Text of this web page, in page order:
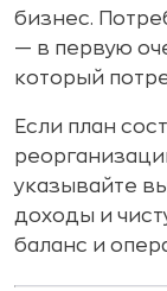
бизнес.
— в первую
который
Если план
указывайте
доходы и
баланс и